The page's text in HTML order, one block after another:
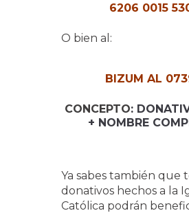
6206 0015
O bien al:
BIZUM AL
CONCEPTO:
+ NOMBRE
Ya sabes también que
donativos hechos a la
Católica podrán